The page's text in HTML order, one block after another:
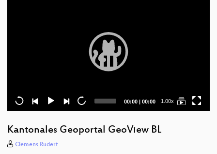
Current
00:00 | Total
00:00 1.00x
Kantonales Geoportal GeoView BL
Clemens Rudert